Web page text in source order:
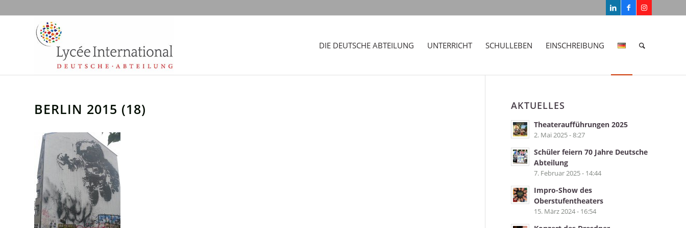
DIE DEUTSCHE ABTEILUNG UNTERRICHT SCHULLEBEN EINSCHREIBUNG
BERLIN 2015 (18) AKTUELLES
Theateraufführungen 2025
2. Mai 2025 - 8:27
Schüler feiern 70 Jahre Deutsche
Abteilung
7. Februar 2025 - 14:44
Impro-Show des
Oberstufentheaters
15. März 2024 - 16:54